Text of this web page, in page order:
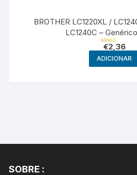
BROTHER LC1220XL /
LC1240C –
Avaliação
de 5
€2,36
ADICIONAR
SOBRE :